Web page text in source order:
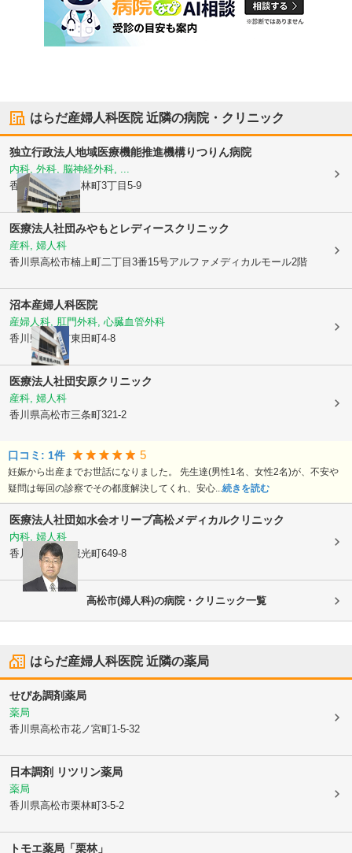
はらだ産婦人科医院近隣の病院・クリニック
独立行政法人地域医療機能推進機構りつりん病院
内科, 外科, 脳神経外科, ...
香川県高松市
栗林町3丁目5-9
医療法人社団みやもとレディースクリニック
産科, 婦人科
香川県高松市楠上町二丁目3番15号アルファメディカルモール2階
沼本産婦人科医院
産婦人科, 肛門外科, 心臓血管外科
香川県高松市東田町4-8
医療法人社団安原クリニック
産科, 婦人科
香川県高松市三条町321-2
口コミ: 1件 5
妊娠から出産までお世話になりました。 先生達(男性1名、女性2名)が、不安や
疑問は毎回の診察でその都度解決してくれ、安心...続きを読む
医療法人社団如水会オリーブ高松メディカルクリニック
内科, 婦人科
香川県高松市
観光町649-8
高松市(婦人科)の病院・クリニック一覧
はらだ産婦人科医院近隣の薬局
せぴあ調剤薬局
薬局
香川県高松市花ノ宮町1-5-32
日本調剤 リツリン薬局
薬局
香川県高松市栗林町3-5-2
トモエ薬局「栗林」